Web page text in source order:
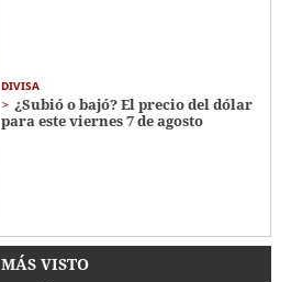
DIVISA
¿Subió o bajó? El precio del dólar
para este viernes 7 de agosto
MÁS VISTO